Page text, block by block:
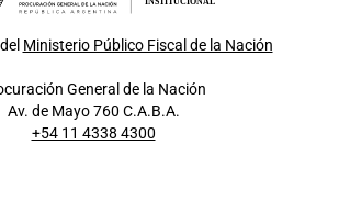
Ministerio Público Fiscal de la Nación
General de la Nación
Av. de Mayo 760 C.A.B.A.
+54 11 4338 4300